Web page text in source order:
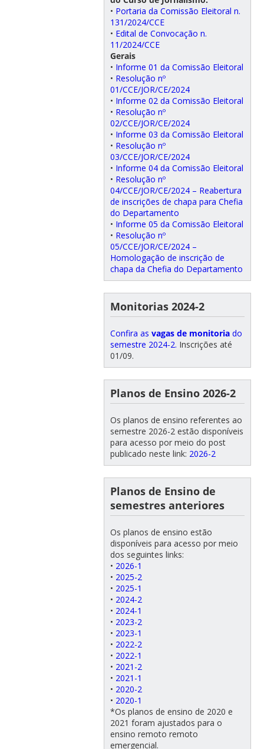
• Portaria da Comissão Eleitoral n.
131/2024/CCE
• Edital de Convocação n.
11/2024/CCE
Gerais
• Informe 01 da Comissão Eleitoral
• Resolução nº
01/CCE/JOR/CE/2024
• Informe 02 da Comissão Eleitoral
• Resolução nº
02/CCE/JOR/CE/2024
• Informe 03 da Comissão Eleitoral
• Resolução nº
03/CCE/JOR/CE/2024
• Informe 04 da Comissão Eleitoral
• Resolução nº
04/CCE/JOR/CE/2024 – Reabertura
de inscrições de chapa para Chefia
do Departamento
• Informe 05 da Comissão Eleitoral
• Resolução nº
05/CCE/JOR/CE/2024 –
Homologação de inscrição de
chapa da Chefia do Departamento
Monitorias 2024-2
Confira as vagas de monitoriado
semestre 2024-2. Inscrições até
01/09.
Planos de Ensino 2026-2
Os planos de ensino referentes ao
semestre 2026-2 estão disponíveis
para acesso por meio do post
publicado neste link: 2026-2
Planos de Ensino de
semestres anteriores
Os planos de ensino estão
disponíveis para acesso por meio
dos seguintes links:
• 2026-1
• 2025-2
• 2025-1
• 2024-2
• 2024-1
• 2023-2
• 2023-1
• 2022-2
• 2022-1
• 2021-2
• 2021-1
• 2020-2
• 2020-1
*Os planos de ensino de 2020 e
2021 foram ajustados para o
ensino remoto remoto
emergencial.